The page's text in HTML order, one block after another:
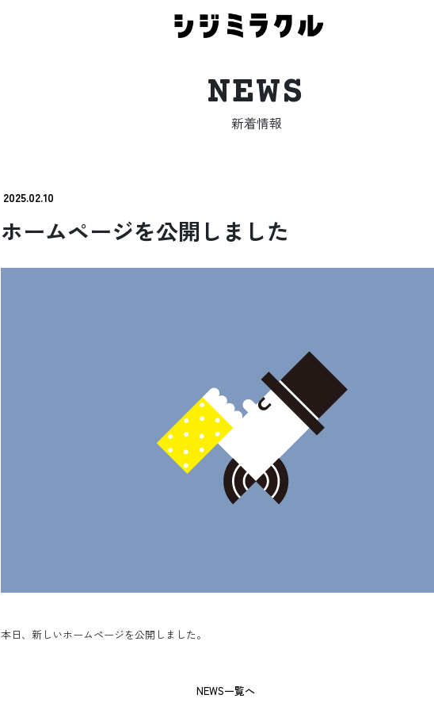
NEWS
新着情報
2025.02.10
ホームページを公開しました
本日、新しいホームページを公開しました。
投稿ナビゲーション
NEWS一覧へ